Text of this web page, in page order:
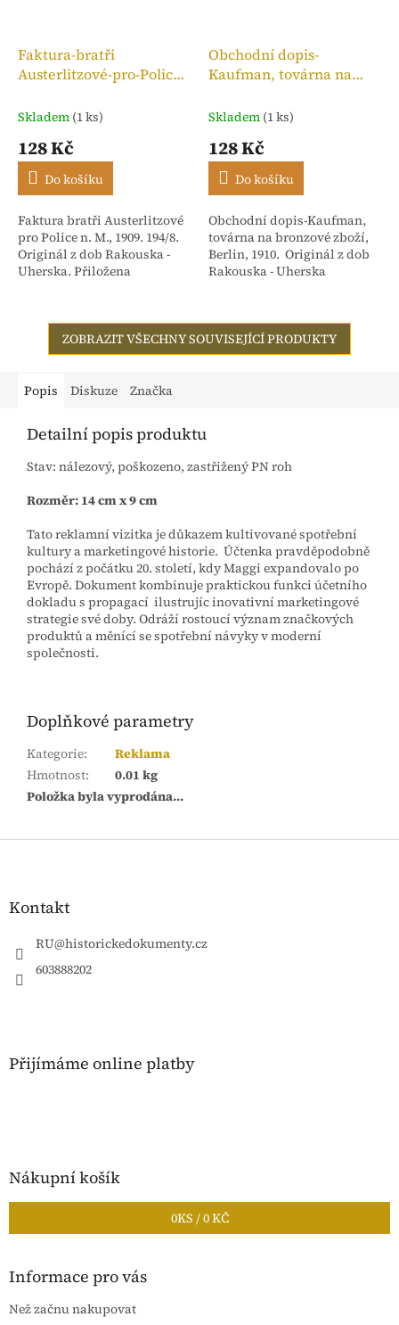
Faktura-bratři
Austerlitzové-pro-Police
Skladem (1 ks)
128 Kč
Do košíku
Faktura bratři Austerlitzové
pro Police n. M., 1909. 194/8.
Originál z dob Rakouska -
Uherska. Přiložena
dříve Isac...
Obchodní dopis-
Kaufman, továrna na
Skladem (1 ks)
128 Kč
Do košíku
Obchodní dopis-Kaufman,
továrna na bronzové zboží,
Berlin, 1910. Originál z dob
Rakouska - Uherska
ZOBRAZIT VŠECHNY SOUVISEJÍCÍ PRODUKTY
Popis Diskuze Značka
Detailní popis produktu
Stav: nálezový, poškozeno, zastřižený PN roh
Rozměr: 14 cm x 9 cm
Tato reklamní vizitka je důkazem kultivované spotřební
kultury a marketingové historie. Účtenka pravděpodobně
pochází z počátku 20. století, kdy Maggi expandovalo po
Evropě. Dokument kombinuje praktickou funkci účetního
dokladu s propagací ilustrujíc inovativní marketingové
strategie své doby. Odráží rostoucí význam značkových
produktů a měnící se spotřební návyky v moderní
společnosti.
Doplňkové parametry
Kategorie:
Reklama
Hmotnost:
0.01 kg
Položka byla vyprodána…
Z
Kontakt
RU@historickedokumenty.cz
603888202
Přijímáme online platby
Nákupní košík
0KS /0 KČ
Informace pro vás
Než začnu nakupovat